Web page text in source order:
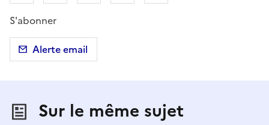
S'abonner
Alerte email
Sur le même sujet